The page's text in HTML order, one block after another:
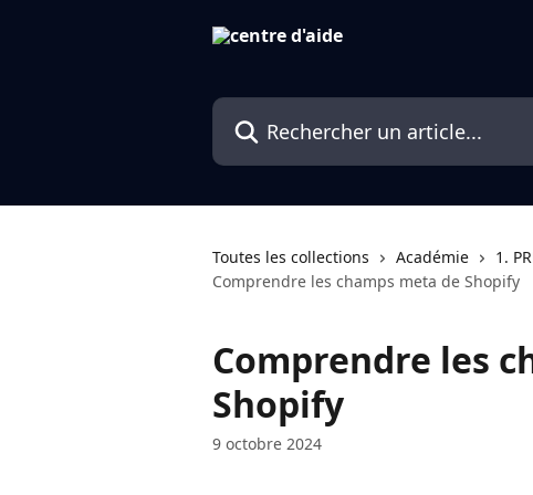
Rechercher un article...
Toutes les collections Académie
1.
Comprendre les champs meta de Shopify
Comprendre les
Shopify
9 octobre 2024